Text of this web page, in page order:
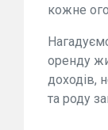
кожне
оренду
доходів,
та роду